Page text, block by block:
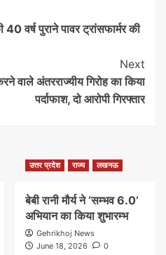
वर्ष पुराने पावर ट्रांसफार्मर की
Next
वाले अंतरराज्यीय गिरोह का किया
पर्दाफाश, दो आरोपी गिरफ्तार
उत्तर प्रदेश राज्य लखनऊ
बेबी रानी मौर्य ने ‘सम्भव 6.0’
अभियान का किया शुभारम्भ
Gehrikhoj News
June 18, 2026
0